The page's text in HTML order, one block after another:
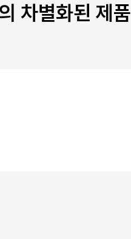
차별화된 제품